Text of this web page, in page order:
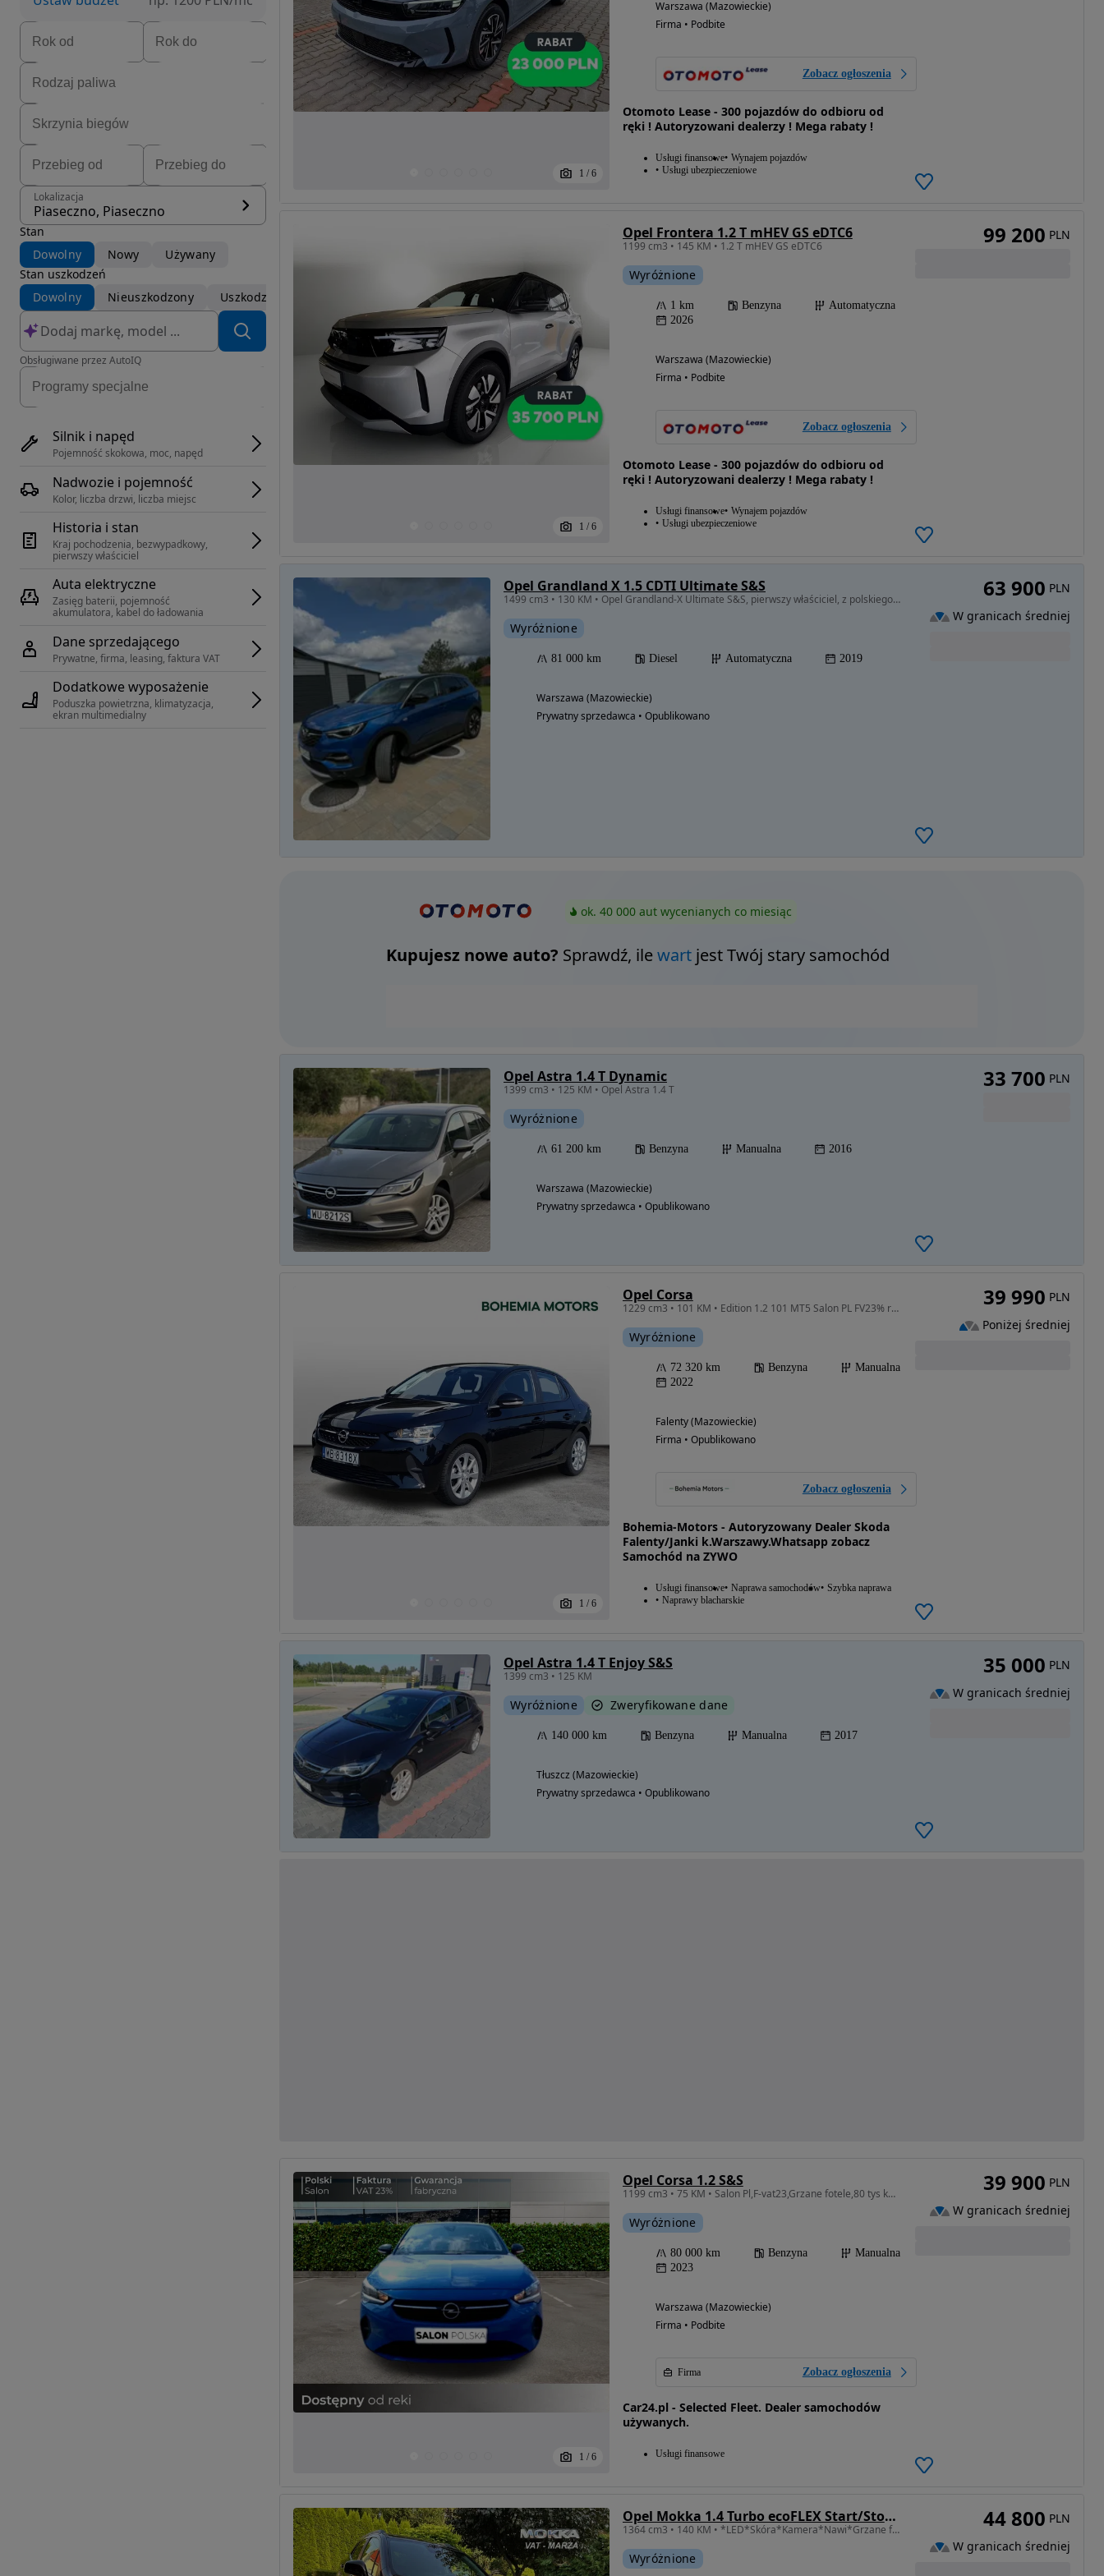
Lokalizacja
Piaseczno, Piaseczno
Stan
Dowolny
Nowy
Używany
Stan uszkodzeń
Dowolny
Nieuszkodzony Uszkodzony
Obsługiwane przez AutoIQ
Silnik i napęd
Pojemność skokowa, moc, napęd
Nadwozie i pojemność
Kolor, liczba drzwi, liczba miejsc
Historia i stan
Kraj pochodzenia, bezwypadkowy,
pierwszy właściciel
Auta elektryczne
Zasięg baterii, pojemność
akumulatora, kabel do ładowania
Dane sprzedającego
Prywatne, firma, leasing, faktura VAT
Dodatkowe wyposażenie
Poduszka powietrzna, klimatyzacja,
ekran multimedialny
1 / 6
Warszawa (Mazowieckie)
Firma • Podbite
Zobacz ogłoszenia
Otomoto Lease - 300 pojazdów do odbioru od
ręki ! Autoryzowani dealerzy ! Mega rabaty !
Usługi finansowe Wynajem pojazdów
Usługi ubezpieczeniowe
1 / 6
Opel Frontera 1.2 T mHEV GS eDTC6
1199 cm3 • 145 KM • 1.2 T mHEV GS eDTC6
Wyróżnione
1 km Benzyna
Automatyczna
2026
Warszawa (Mazowieckie)
Firma • Podbite
Zobacz ogłoszenia
Otomoto Lease - 300 pojazdów do odbioru od
ręki ! Autoryzowani dealerzy ! Mega rabaty !
Usługi finansowe Wynajem pojazdów
Usługi ubezpieczeniowe
99 200 PLN
Opel Grandland X 1.5 CDTI Ultimate S&S
1499 cm3 • 130 KM • Opel Grandland-X Ultimate S&S, pierwszy właściciel, z polskiego salonu
Wyróżnione
81 000 km Diesel Automatyczna 2019
Warszawa (Mazowieckie)
Prywatny sprzedawca • Opublikowano
63 900 PLN
W granicach średniej
ok. 40 000 aut wycenianych co miesiąc
Kupujesz nowe auto? Sprawdź, ilewartjest Twój stary samochód
Opel Astra 1.4 T Dynamic
1399 cm3 • 125 KM • Opel Astra 1.4 T
Wyróżnione
61 200 km Benzyna Manualna 2016
Warszawa (Mazowieckie)
Prywatny sprzedawca • Opublikowano
33 700 PLN
1 / 6
Opel Corsa
1229 cm3 • 101 KM • Edition 1.2 101 MT5 Salon PL FV23% rata bez wkładu własnego 490 PLN
Wyróżnione
72 320 km Benzyna
Manualna
2022
Falenty (Mazowieckie)
Firma • Opublikowano
Zobacz ogłoszenia
Bohemia-Motors - Autoryzowany Dealer Skoda
Falenty/Janki k.Warszawy.Whatsapp zobacz
Samochód na ZYWO
Usługi finansowe Naprawa samochodów Szybka naprawa
Naprawy blacharskie
39 990 PLN
Poniżej średniej
Opel Astra 1.4 T Enjoy S&S
1399 cm3 • 125 KM
Wyróżnione Zweryfikowane dane
140 000 km Benzyna Manualna 2017
Tłuszcz (Mazowieckie)
Prywatny sprzedawca • Opublikowano
35 000 PLN
W granicach średniej
1 / 6
Opel Corsa 1.2 S&S
1199 cm3 • 75 KM • Salon Pl,F-vat23,Grzane fotele,80 tys km,ASO,1wlasciciel.
Wyróżnione
80 000 km Benzyna
Manualna
2023
Warszawa (Mazowieckie)
Firma • Podbite
Firma Zobacz ogłoszenia
Car24.pl - Selected Fleet. Dealer samochodów
używanych.
Usługi finansowe
39 900 PLN
W granicach średniej
Opel Mokka 1.4 Turbo ecoFLEX Start/Stop Color Innovation
1364 cm3 • 140 KM • *LED*Skóra*Kamera*Nawi*Grzane fotele+kierownica*PDC*DRL*FV-MARŻA*
Wyróżnione
44 800 PLN
W granicach średniej